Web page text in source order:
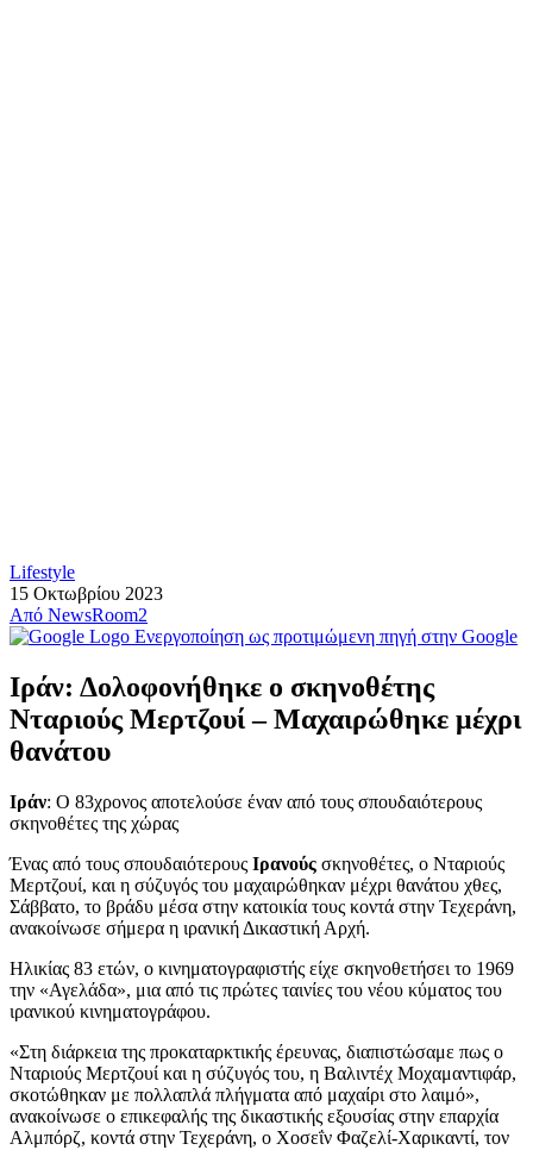
Lifestyle
15 Οκτωβρίου 2023
Από NewsRoom2
Ενεργοποίηση ως προτιμώμενη πηγή στην Google
Ιράν: Δολοφονήθηκε ο σκηνοθέτης
Νταριούς Μερτζουί – Μαχαιρώθηκε μέχρι
θανάτου
Ιράν: Ο 83χρονος αποτελούσε έναν από τους σπουδαιότερους
σκηνοθέτες της χώρας
Ένας από τους σπουδαιότερους Ιρανούς σκηνοθέτες, ο Νταριούς
Μερτζουί, και η σύζυγός του μαχαιρώθηκαν μέχρι θανάτου χθες,
Σάββατο, το βράδυ μέσα στην κατοικία τους κοντά στην Τεχεράνη,
ανακοίνωσε σήμερα η ιρανική Δικαστική Αρχή.
Ηλικίας 83 ετών, ο κινηματογραφιστής είχε σκηνοθετήσει το 1969
την «Αγελάδα», μια από τις πρώτες ταινίες του νέου κύματος του
ιρανικού κινηματογράφου.
«Στη διάρκεια της προκαταρκτικής έρευνας, διαπιστώσαμε πως ο
Νταριούς Μερτζουί και η σύζυγός του, η Βαλιντέχ Μοχαμαντιφάρ,
σκοτώθηκαν με πολλαπλά πλήγματα από μαχαίρι στο λαιμό»,
ανακοίνωσε ο επικεφαλής της δικαστικής εξουσίας στην επαρχία
Αλμπόρζ, κοντά στην Τεχεράνη, ο Χοσεΐν Φαζελί-Χαρικαντί, τον